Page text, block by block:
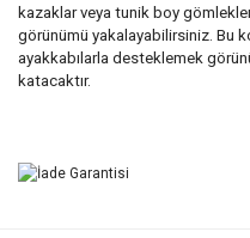
kazaklar veya tunik boy
görünümü yakalayabilirsiniz. Bu
ayakkabılarla desteklemek
katacaktır.